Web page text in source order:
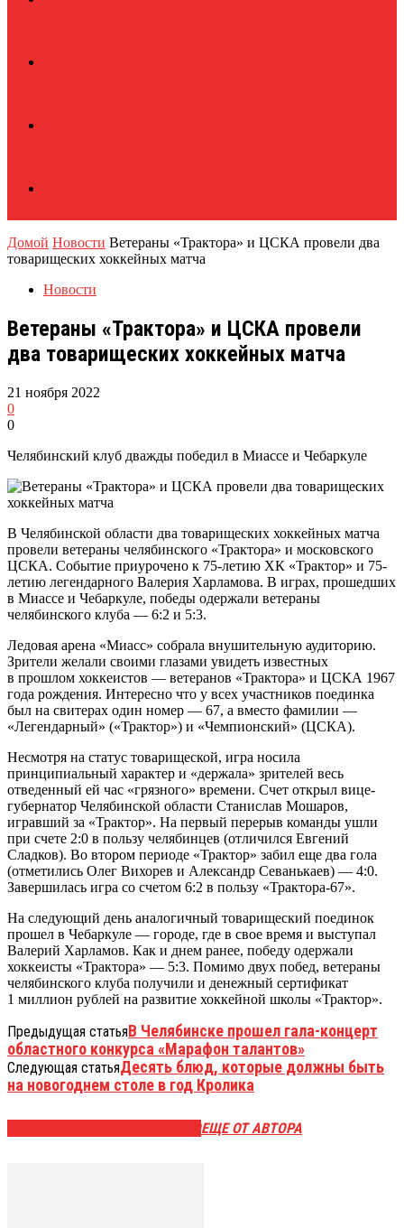
Домой Новости Ветераны «Трактора» и ЦСКА провели два
товарищеских хоккейных матча
Новости
Ветераны «Трактора» и ЦСКА провели
два товарищеских хоккейных матча
21 ноября 2022
0
0
Челябинский клуб дважды победил в Миассе и Чебаркуле
В Челябинской области два товарищеских хоккейных матча
провели ветераны челябинского «Трактора» и московского
ЦСКА. Событие приурочено к 75-летию ХК «Трактор» и 75-
летию легендарного Валерия Харламова. В играх, прошедших
в Миассе и Чебаркуле, победы одержали ветераны
челябинского клуба — 6:2 и 5:3.
Ледовая арена «Миасс» собрала внушительную аудиторию.
Зрители желали своими глазами увидеть известных
в прошлом хоккеистов — ветеранов «Трактора» и ЦСКА 1967
года рождения. Интересно что у всех участников поединка
был на свитерах один номер — 67, а вместо фамилии —
«Легендарный» («Трактор») и «Чемпионский» (ЦСКА).
Несмотря на статус товарищеской, игра носила
принципиальный характер и «держала» зрителей весь
отведенный ей час «грязного» времени. Счет открыл вице-
губернатор Челябинской области Станислав Мошаров,
игравший за «Трактор». На первый перерыв команды ушли
при счете 2:0 в пользу челябинцев (отличился Евгений
Сладков). Во втором периоде «Трактор» забил еще два гола
(отметились Олег Вихорев и Александр Севанькаев) — 4:0.
Завершилась игра со счетом 6:2 в пользу «Трактора-67».
На следующий день аналогичный товарищеский поединок
прошел в Чебаркуле — городе, где в свое время и выступал
Валерий Харламов. Как и днем ранее, победу одержали
хоккеисты «Трактора» — 5:3. Помимо двух побед, ветераны
челябинского клуба получили и денежный сертификат
1 миллион рублей на развитие хоккейной школы «Трактор».
Предыдущая статьяВ Челябинске прошел гала-концерт
областного конкурса «Марафон талантов»
Следующая статьяДесять блюд, которые должны быть
на новогоднем столе в год Кролика
ЕЩЕ ОТ АВТОРА